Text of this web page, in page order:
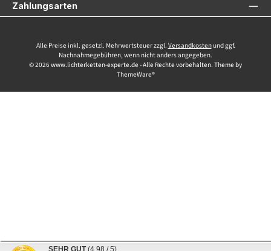
Zahlungsarten
Alle Preise inkl. gesetzl. Mehrwertsteuer zzgl. Versandkostenund ggf.
Nachnahmegebühren, wenn nicht anders angegeben.
© 2026 www.lichterketten-experte.de - Alle Rechte vorbehalten. Theme by
ThemeWare®
SEHR GUT (4.98 / 5)